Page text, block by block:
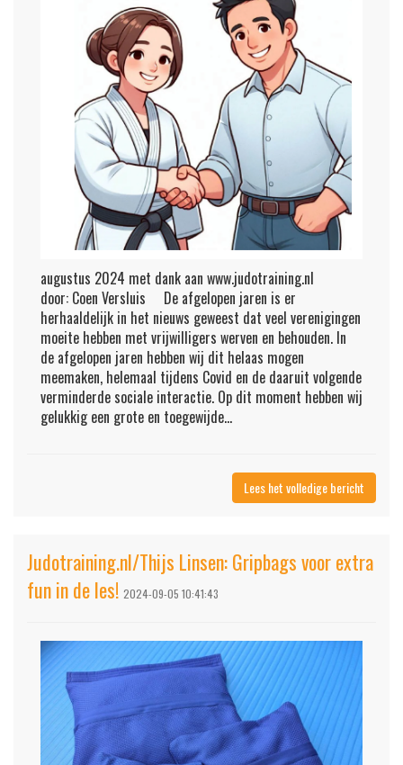
augustus 2024 met dank aan www.judotraining.nl
door: Coen Versluis De afgelopen jaren is er
herhaaldelijk in het nieuws geweest dat veel verenigingen
moeite hebben met vrijwilligers werven en behouden. In
de afgelopen jaren hebben wij dit helaas mogen
meemaken, helemaal tijdens Covid en de daaruit volgende
verminderde sociale interactie. Op dit moment hebben wij
gelukkig een grote en toegewijde...
Lees het volledige bericht
Judotraining.nl/Thijs Linsen: Gripbags voor extra
fun in de les! 2024-09-05 10:41:43